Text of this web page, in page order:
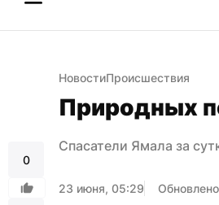
0
НовостиПроисшествия
Природных
Спасатели Ямала за
23 июня, 05:29